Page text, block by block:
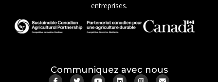
entreprises.
Communiquez avec nous